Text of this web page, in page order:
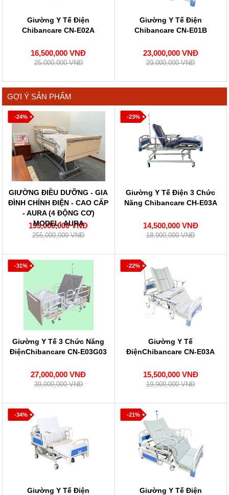
Giường Y Tế Điện
Chibancare CN-E02A
16,500,000 VNĐ
25,000,000 VNĐ
Giường Y Tế Điện
Chibancare CN-E01B
23,000,000 VNĐ
29,000,000 VNĐ
GỢI Ý SẢN PHẨM
-24%
GIƯỜNG ĐIỀU DƯỠNG - GIA
ĐÌNH CHỈNH ĐIỆN - CAO CẤP
- AURA (4 ĐỘNG CƠ)
MODEL: AURA
195,000,000 VNĐ
255,000,000 VNĐ
-23%
Giường Y Tế Điện 3 Chức
Năng Chibancare CH-E03A
14,500,000 VNĐ
18,900,000 VNĐ
-31%
Giường Y Tế 3 Chức Năng
ĐiệnChibancare CN-E03G03
27,000,000 VNĐ
39,000,000 VNĐ
-22%
Giường Y Tế
ĐiệnChibancare CN-E03A
15,500,000 VNĐ
19,900,000 VNĐ
-34%
Giường Y Tế Điện
-21%
Giường Y Tế Điện